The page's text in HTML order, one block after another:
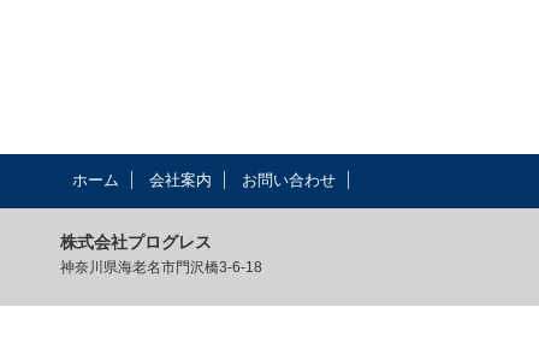
ホーム 会社案内 お問い合わせ
株式会社プログレス
神奈川県海老名市門沢橋3-6-18